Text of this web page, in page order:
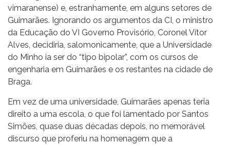
vimaranense) e, estranhamente, em alguns setores de
Guimarães. Ignorando os argumentos da CI, o ministro
da Educação do VI Governo Provisório, Coronel Vítor
Alves, decidiria, salomonicamente, que a Universidade
do Minho ia ser do “tipo bipolar”, com os cursos de
engenharia em Guimarães e os restantes na cidade de
Braga.
Em vez de uma universidade, Guimarães apenas teria
direito a uma escola, o que foi lamentado por Santos
Simões, quase duas décadas depois, no memorável
discurso que proferiu na homenagem que a